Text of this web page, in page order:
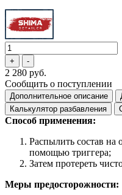
2 280 руб.
Сообщить о поступлении
Дополнительное описание
Калькулятор разбавления
Способ применения:
Распылить состав на
помощью триггера;
Затем протереть
Меры предосторожности: